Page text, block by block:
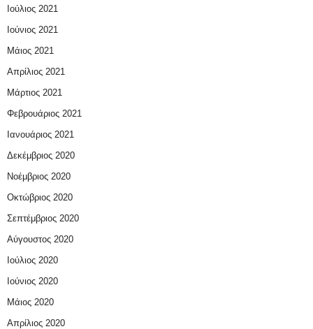
Ιούλιος 2021
Ιούνιος 2021
Μάιος 2021
Απρίλιος 2021
Μάρτιος 2021
Φεβρουάριος 2021
Ιανουάριος 2021
Δεκέμβριος 2020
Νοέμβριος 2020
Οκτώβριος 2020
Σεπτέμβριος 2020
Αύγουστος 2020
Ιούλιος 2020
Ιούνιος 2020
Μάιος 2020
Απρίλιος 2020